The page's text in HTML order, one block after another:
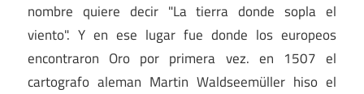
nombre quiere decir "La tierra donde sopla el
viento". Y en ese lugar fue donde los europeos
encontraron Oro por primera vez. en 1507 el
cartografo aleman Martin Waldseemüller hiso el